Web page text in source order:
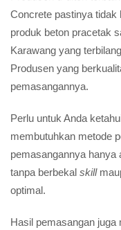
Concrete pastinya
produk beton pracetak
Karawang yang
Produsen yang
pemasangannya.
Perlu untuk Anda
membutuhkan metode
pemasangannya hanya
tanpa berbekal skill
optimal.
Hasil pemasangan juga